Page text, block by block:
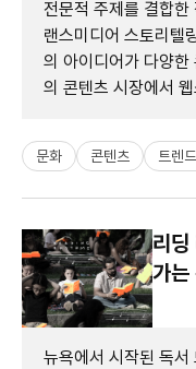
전문적 주제를 결합한
랜스미디어 스토리텔
의 아이디어가 다양한
의 콘텐츠 시장에서
문화 콘텐츠 트렌드
리딩
가는
뉴욕에서 시작된 독서